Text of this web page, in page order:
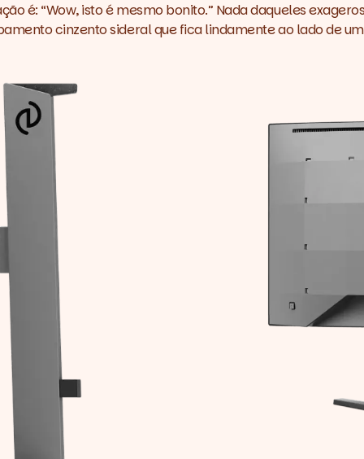
é: “Wow, isto é mesmo bonito.” Nada daqueles
cinzento sideral que fica lindamente ao lado de